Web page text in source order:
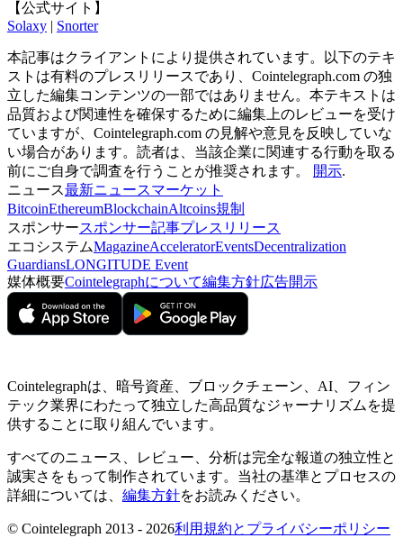
【公式サイト】
Solaxy | Snorter
本記事はクライアントにより提供されています。以下のテキ
ストは有料のプレスリリースであり、Cointelegraph.com の独
立した編集コンテンツの一部ではありません。本テキストは
品質および関連性を確保するために編集上のレビューを受け
ていますが、Cointelegraph.com の見解や意見を反映していな
い場合があります。読者は、当該企業に関連する行動を取る
前にご自身で調査を行うことが推奨されます。
開示.
ニュース最新ニュースマーケット
BitcoinEthereumBlockchainAltcoins規制
スポンサースポンサー記事プレスリリース
エコシステムMagazineAcceleratorEventsDecentralization
GuardiansLONGITUDE Event
媒体概要Cointelegraphについて編集方針広告開示
Cointelegraphは、暗号資産、ブロックチェーン、AI、フィン
テック業界にわたって独立した高品質なジャーナリズムを提
供することに取り組んでいます。
すべてのニュース、レビュー、分析は完全な報道の独立性と
誠実さをもって制作されています。当社の基準とプロセスの
詳細については、 編集方針をお読みください。
© Cointelegraph 2013 - 2026利用規約とプライバシーポリシー